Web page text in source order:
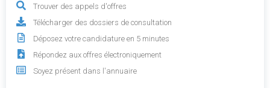
Trouver des appels d'offres
Télécharger des dossiers de consultation
Déposez votre candidature en 5 minutes
Répondez aux offres électroniquement
Soyez présent dans l'annuaire